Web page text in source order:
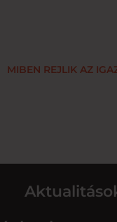
MIBEN REJLIK AZ